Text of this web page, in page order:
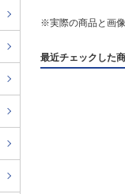
※実際の商品と画
最近チェックした